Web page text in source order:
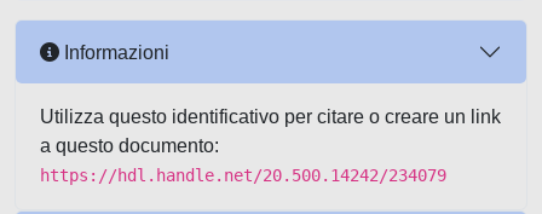
Informazioni
Utilizza questo identificativo per citare o creare un link
a questo documento:
https://hdl.handle.net/20.500.14242/234079